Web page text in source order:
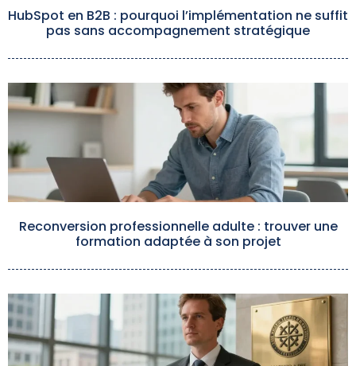
HubSpot en B2B : pourquoi l’implémentation ne suffit
pas sans accompagnement stratégique
Reconversion professionnelle adulte : trouver une
formation adaptée à son projet